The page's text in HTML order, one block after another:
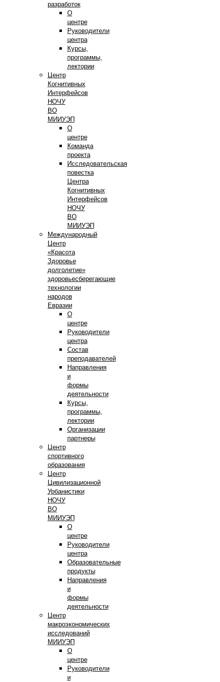
разработок
О
центре
Руководители
центра
Курсы,
программы,
лектории
Центр
Когнитивных
Интерфейсов
НОЧУ
ВО
МИИУЭП
О
центре
Команда
проекта
Исследовательская
повестка
Центра
Когнитивных
Интерфейсов
НОЧУ
ВО
МИИУЭП
Международный
Центр
«Красота
Здоровье
долголетие»
здоровьесберегающие
технологии
народов
Евразии
О
центре
Руководители
центра
Состав
преподавателей
Направления
и
формы
деятельности
Курсы,
программы,
лектории
Организации
партнеры
Центр
спортивного
образования
Центр
Цивилизационной
Урбанистики
НОЧУ
ВО
МИИУЭП
О
центре
Руководители
центра
Образовательные
продукты
Направления
и
формы
деятельности
Центр
макроэкономических
исследований
МИИУЭП
О
центре
Руководители
и